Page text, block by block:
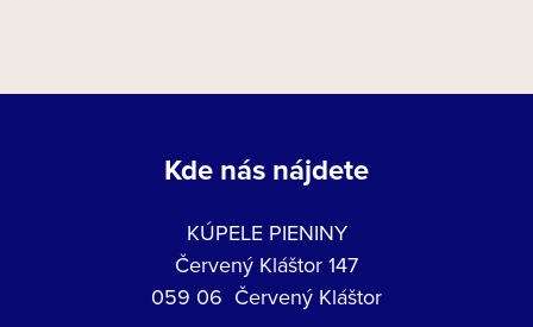
Kde nás nájdete
KÚPELE PIENINY
Červený Kláštor 147
059 06 Červený Kláštor